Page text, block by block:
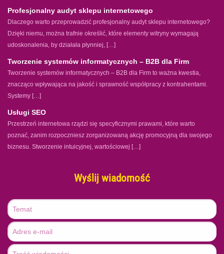
Profesjonalny audyt sklepu internetowego
Dlaczego warto przeprowadzić profesjonalny audyt sklepu internetowego?
Dzięki niemu, można trafnie określić, które elementy witryny wymagają
udoskonalenia, by działała płynniej, […]
Tworzenie systemów informatycznych – B2B dla Firm
Tworzenie systemów informatycznych – B2B dla Firm to ważna kwestia,
znacząco wpływająca na jakość i sprawność współpracy z kontrahentami.
Systemy […]
Usługi SEO
Przestrzeń internetowa rządzi się specyficznymi prawami, które warto
poznać, zanim rozpoczniesz zorganizowaną akcję promocyjną dla swojego
biznesu. Stworzenie intuicyjnej, wartościowej […]
Wyślij wiadomość